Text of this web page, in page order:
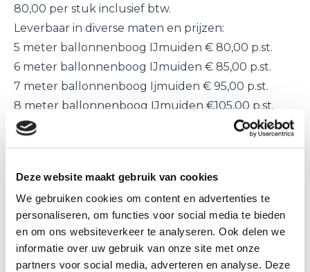
Deze website maakt gebruik van cookies
We gebruiken cookies om content en advertenties te
personaliseren, om functies voor social media te bieden
en om ons websiteverkeer te analyseren. Ook delen we
informatie over uw gebruik van onze site met onze
partners voor social media, adverteren en analyse. Deze
80,00 per stuk inclusief btw.
Leverbaar in diverse maten en prijzen:
5 meter ballonnenboog IJmuiden € 80,00 p.st.
6 meter ballonnenboog IJmuiden € 85,00 p.st.
7 meter ballonnenboog Ijmuiden € 95,00 p.st.
8 meter ballonnenboog IJmuiden €105,00 p.st.
Deballonnenbogen
worden kant en klaar in
IJmuidengeleverdengeplaatstop de door u
Eenballonnenboogis uitermate geschikt voor
éénverjaardag,bruiloft, Sarah, Abraham,
bedrijfsfeest, winkel(opening) evenement,
of
zomaar als
verrassing!
Kleurrijke ballonnenboog IJmuiden